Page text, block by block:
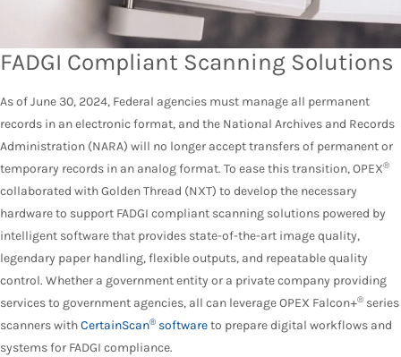
FADGI Compliant Scanning Solutions
As of June 30, 2024, Federal agencies must manage all permanent
records in an electronic format, and the National Archives and Records
Administration (NARA) will no longer accept transfers of permanent or
temporary records in an analog format. To ease this transition, OPEX®
collaborated with Golden Thread (NXT) to develop the necessary
hardware to support FADGI compliant scanning solutions powered by
intelligent software that provides state-of-the-art image quality,
legendary paper handling, flexible outputs, and repeatable quality
control. Whether a government entity or a private company providing
services to government agencies, all can leverage OPEX Falcon+® series
scanners withCertainScan® softwareto prepare digital workflows and
systems for FADGI compliance.